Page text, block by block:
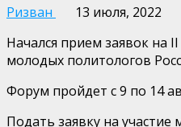
Ризван
13 июля, 2022
Начался прием заявок
молодых политологов
Форум пройдет с 9 по 14
Подать заявку на